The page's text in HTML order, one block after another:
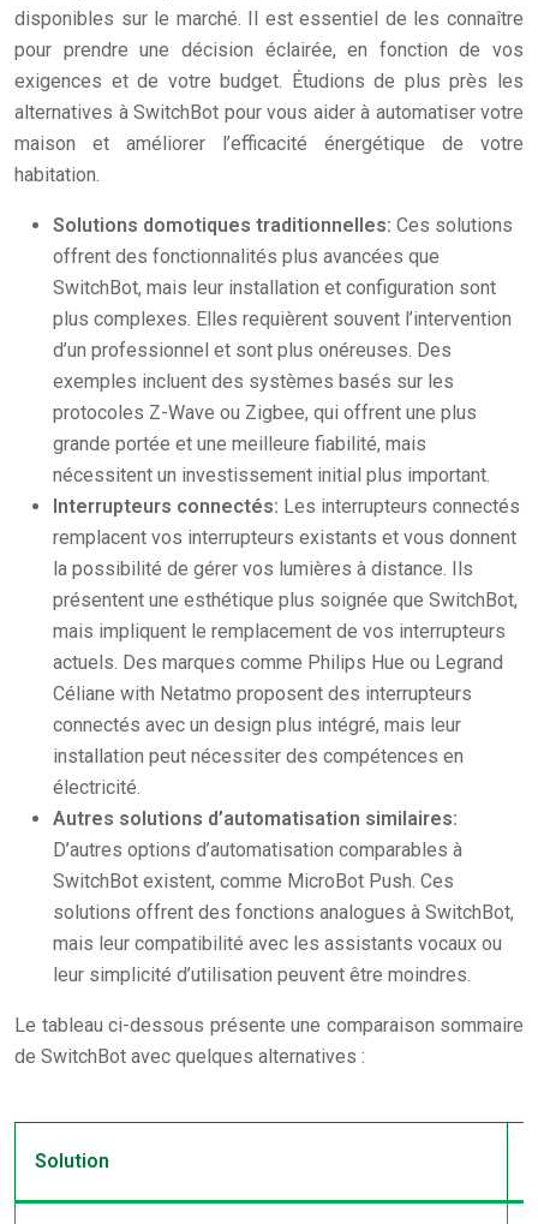
disponibles sur le marché. Il est essentiel de les connaître
pour prendre une décision éclairée, en fonction de vos
exigences et de votre budget. Étudions de plus près les
alternatives à SwitchBot pour vous aider à automatiser votre
maison et améliorer l’efficacité énergétique de votre
habitation.
Solutions domotiques traditionnelles: Ces solutions
offrent des fonctionnalités plus avancées que
SwitchBot, mais leur installation et configuration sont
plus complexes. Elles requièrent souvent l’intervention
d’un professionnel et sont plus onéreuses. Des
exemples incluent des systèmes basés sur les
protocoles Z-Wave ou Zigbee, qui offrent une plus
grande portée et une meilleure fiabilité, mais
nécessitent un investissement initial plus important.
Interrupteurs connectés: Les interrupteurs connectés
remplacent vos interrupteurs existants et vous donnent
la possibilité de gérer vos lumières à distance. Ils
présentent une esthétique plus soignée que SwitchBot,
mais impliquent le remplacement de vos interrupteurs
actuels. Des marques comme Philips Hue ou Legrand
Céliane with Netatmo proposent des interrupteurs
connectés avec un design plus intégré, mais leur
installation peut nécessiter des compétences en
électricité.
Autres solutions d’automatisation similaires:
D’autres options d’automatisation comparables à
SwitchBot existent, comme MicroBot Push. Ces
solutions offrent des fonctions analogues à SwitchBot,
mais leur compatibilité avec les assistants vocaux ou
leur simplicité d’utilisation peuvent être moindres.
Le tableau ci-dessous présente une comparaison sommaire
de SwitchBot avec quelques alternatives :
Solution